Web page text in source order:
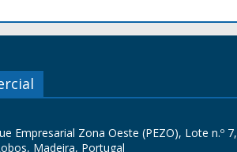
Empresarial Zona Oeste (PEZO), Lote n.º 7,
Madeira, Portugal